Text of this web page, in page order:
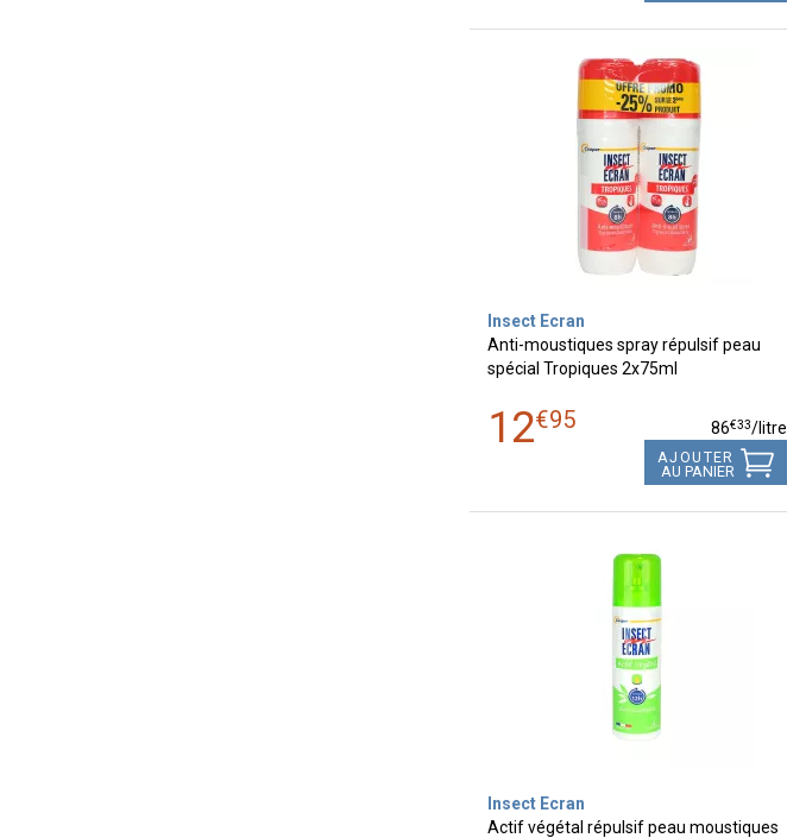
Insect Ecran
Anti-moustiques spray répulsif peau
spécial Tropiques 2x75ml
12€95 86€33/litre
AJOUTER
AU PANIER
Insect Ecran
Actif végétal répulsif peau moustiques